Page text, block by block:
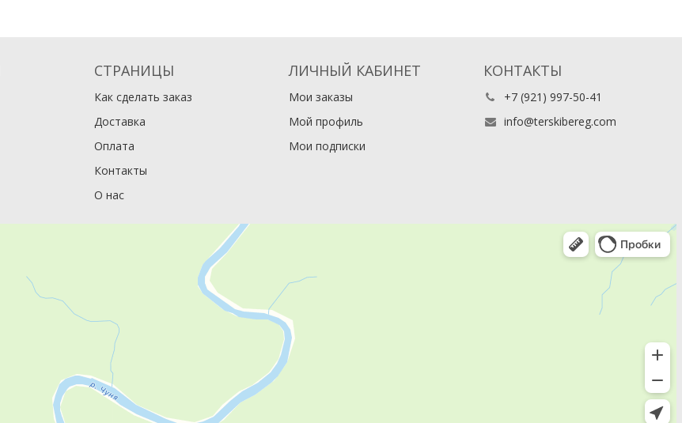
СТРАНИЦЫ
Как сделать заказ
Доставка
Оплата
Контакты
О нас
ЛИЧНЫЙ КАБИНЕТ
Мои заказы
Мой профиль
Мои подписки
КОНТАКТЫ
+7 (921) 997-50-41
info@terskibereg.com